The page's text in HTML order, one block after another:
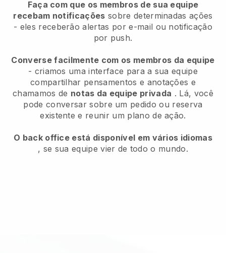
Faça com que os membros de sua equipe
recebam notificações sobre determinadas ações
- eles receberão alertas por e-mail ou notificação
por push.
Converse facilmente com os membros da equipe
- criamos uma interface para a sua equipe
compartilhar pensamentos e anotações e
chamamos de notas da equipe privada . Lá, você
pode conversar sobre um pedido ou reserva
existente e reunir um plano de ação.
O back office está disponível em vários idiomas
, se sua equipe vier de todo o mundo.